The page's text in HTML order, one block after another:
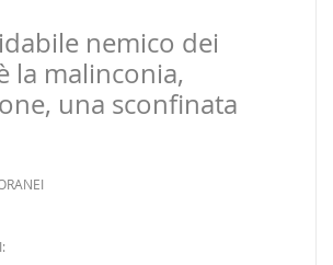
nemico dei
la malinconia,
una sconfinata